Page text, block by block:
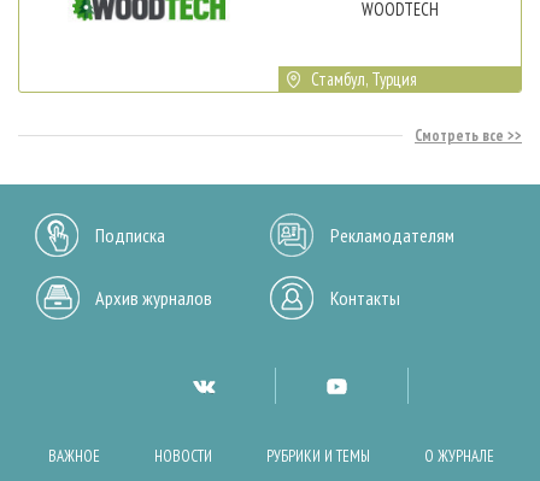
WOODTECH
Стамбул, Турция
Смотреть все
Подписка Рекламодателям
Архив журналов Контакты
ВАЖНОЕ НОВОСТИ РУБРИКИ И ТЕМЫ О ЖУРНАЛЕ